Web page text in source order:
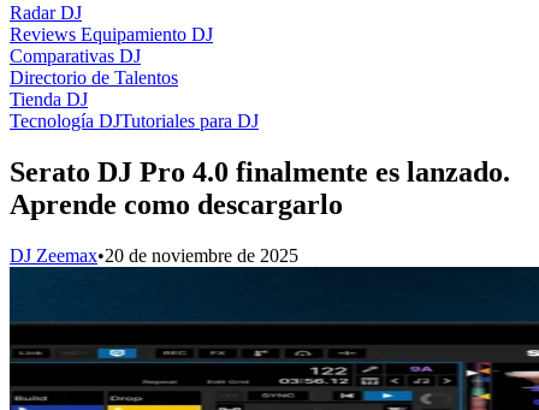
Radar DJ
Reviews Equipamiento DJ
Comparativas DJ
Directorio de Talentos
Tienda DJ
Tecnología DJTutoriales para DJ
Serato DJ Pro 4.0 finalmente es lanzado.
Aprende como descargarlo
DJ Zeemax•20 de noviembre de 2025